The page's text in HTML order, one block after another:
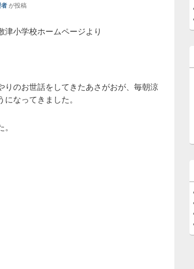
が投稿
津小学校ホームページより
りのお世話をしてきたあさがおが、毎朝涼
なってきました。